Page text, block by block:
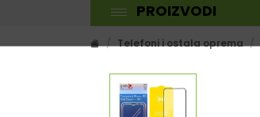
PROIZVODI
Telefoni i ostala oprema